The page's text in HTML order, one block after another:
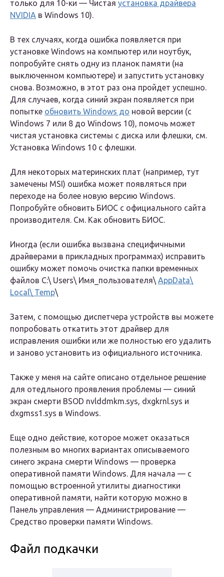
только для 10-ки — Чистая установка драйвера
NVIDIA в Windows 10).
В тех случаях, когда ошибка появляется при
установке Windows на компьютер или ноутбук,
попробуйте снять одну из планок памяти (на
выключенном компьютере) и запустить установку
снова. Возможно, в этот раз она пройдет успешно.
Для случаев, когда синий экран появляется при
попытке обновить Windows до новой версии (с
Windows 7 или 8 до Windows 10), помочь может
чистая установка системы с диска или флешки, см.
Установка Windows 10 с флешки.
Для некоторых материнских плат (например, тут
замечены MSI) ошибка может появляться при
переходе на более новую версию Windows.
Попробуйте обновить БИОС с официального сайта
производителя. См. Как обновить БИОС.
Иногда (если ошибка вызвана специфичными
драйверами в прикладных программах) исправить
ошибку может помочь очистка папки временных
файлов C:\ Users\ Имя_пользователя\ AppData\
Local\ Temp\
Затем, с помощью диспетчера устройств вы можете
попробовать откатить этот драйвер для
исправления ошибки или же полностью его удалить
и заново установить из официального источника.
Также у меня на сайте описано отдельное решение
для отедльного проявления проблемы — синий
экран смерти BSOD nvlddmkm.sys, dxgkrnl.sys и
dxgmss1.sys в Windows.
Еще одно действие, которое может оказаться
полезным во многих вариантах описываемого
синего экрана смерти Windows — проверка
оперативной памяти Windows. Для начала — с
помощью встроенной утилиты диагностики
оперативной памяти, найти которую можно в
Панель управления — Администрирование —
Средство проверки памяти Windows.
Файл подкачки